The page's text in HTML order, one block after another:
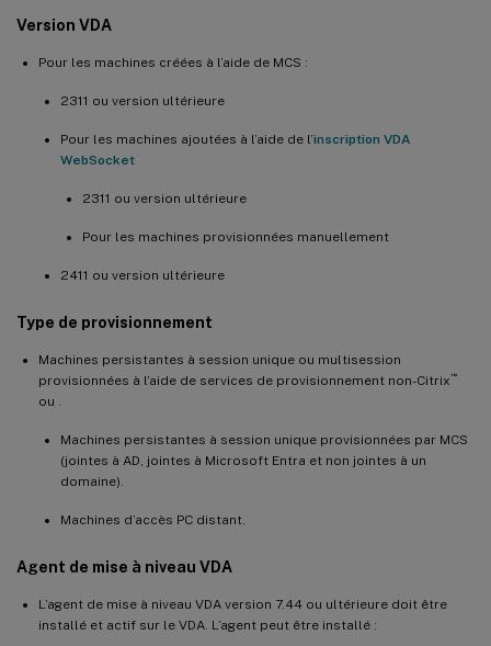
Version VDA
Pour les machines créées à l’aide de MCS :
2311 ou version ultérieure
Pour les machines ajoutées à l’aide de l’inscription VDA
WebSocket
2311 ou version ultérieure
Pour les machines provisionnées manuellement
2411 ou version ultérieure
Type de provisionnement
Machines persistantes à session unique ou multisession
provisionnées à l’aide de services de provisionnement non-Citrix ™
ou .
Machines persistantes à session unique provisionnées par MCS
(jointes à AD, jointes à Microsoft Entra et non jointes à un
domaine).
Machines d’accès PC distant.
Agent de mise à niveau VDA
L’agent de mise à niveau VDA version 7.44 ou ultérieure doit être
installé et actif sur le VDA. L’agent peut être installé :